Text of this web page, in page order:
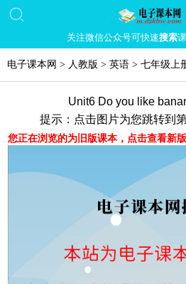
关注微信公众号可快速搜索
电子课本网 > 人教版 > 英语 > 七年级上
Unit6 Do you like
提示：点击图片为您跳转到
您正在浏览的为旧版课本，点击查看新